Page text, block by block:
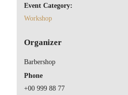
Event Category:
Workshop
Organizer
Barbershop
Phone
+00 999 88 77